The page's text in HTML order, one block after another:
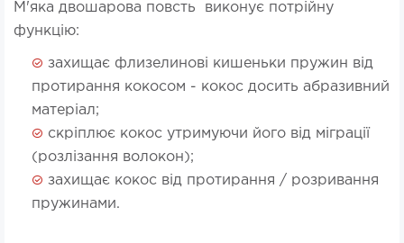
М'яка двошарова повсть виконує потрійну
функцію:
захищає флизелинові кишеньки пружин від
протирання кокосом - кокос досить абразивний
матеріал;
скріплює кокос утримуючи його від міграції
(розлізання волокон);
захищає кокос від протирання / розривання
пружинами.